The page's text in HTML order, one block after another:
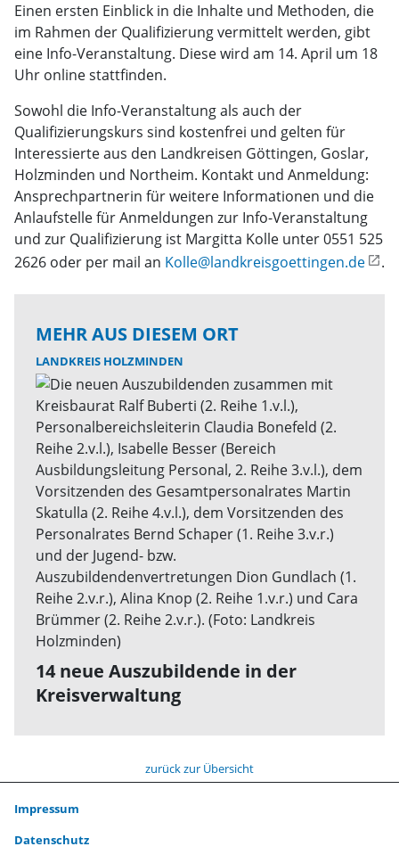
Einen ersten Einblick in die Inhalte und Methoden, die
im Rahmen der Qualifizierung vermittelt werden, gibt
eine Info-Veranstaltung. Diese wird am 14. April um 18
Uhr online stattfinden.
Sowohl die Info-Veranstaltung als auch der
Qualifizierungskurs sind kostenfrei und gelten für
Interessierte aus den Landkreisen Göttingen, Goslar,
Holzminden und Northeim. Kontakt und Anmeldung:
Ansprechpartnerin für weitere Informationen und die
Anlaufstelle für Anmeldungen zur Info-Veranstaltung
und zur Qualifizierung ist Margitta Kolle unter 0551 525
2626 oder per mail an Kolle@landkreisgoettingen.de .
MEHR AUS DIESEM ORT
LANDKREIS HOLZMINDEN
14 neue Auszubildende in der
Kreisverwaltung
zurück zur Übersicht
Impressum
Datenschutz